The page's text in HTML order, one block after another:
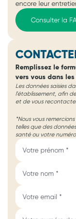
encore leur
Consulter la
Remplissez le
vers vous dans
Les données saisies
l'établissement, afin
et de vous
*Nous vous
telles que des
santé ou votre